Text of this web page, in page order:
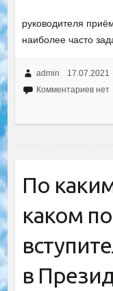
руководителя
наиболее часто
admin 17.07.2021
Комментариев нет
По
каком
в